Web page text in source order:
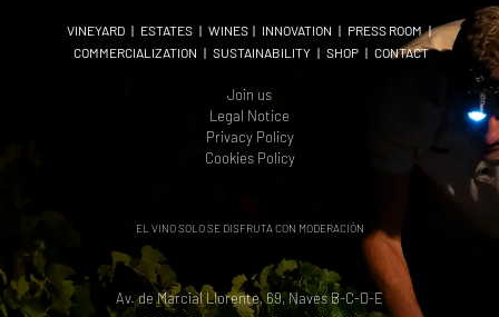
VINEYARD| ESTATES| WINES| INNOVATION | PRESS ROOM|
COMMERCIALIZATION | SUSTAINABILITY| SHOP| CONTACT
Join us
Legal Notice
Privacy Policy
Cookies Policy
EL VINO SOLO SE DISFRUTA CON MODERACIÓN
Av. de Marcial Llorente, 69, Naves B-C-D-E